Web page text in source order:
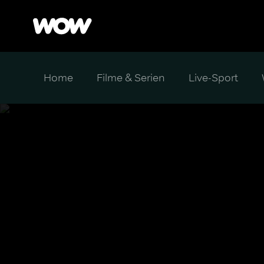
Home Filme & Serien Live-Sport